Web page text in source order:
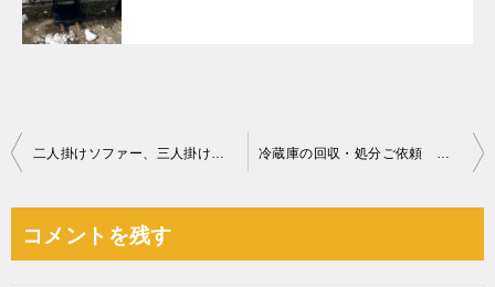
投
ビ
二人掛けソファー、三人掛けソファー、ローテーブルの回収・処分 冷蔵庫の回収・処分ご依頼 お客様の声
コメントを残す